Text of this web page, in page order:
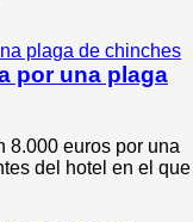
por una plaga
8.000 euros por una
del hotel en el que